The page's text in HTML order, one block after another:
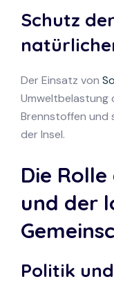
Schutz
Der Einsatz von
Umweltbelastung
Brennstoffen und
der Insel.
Die
und der
Politik